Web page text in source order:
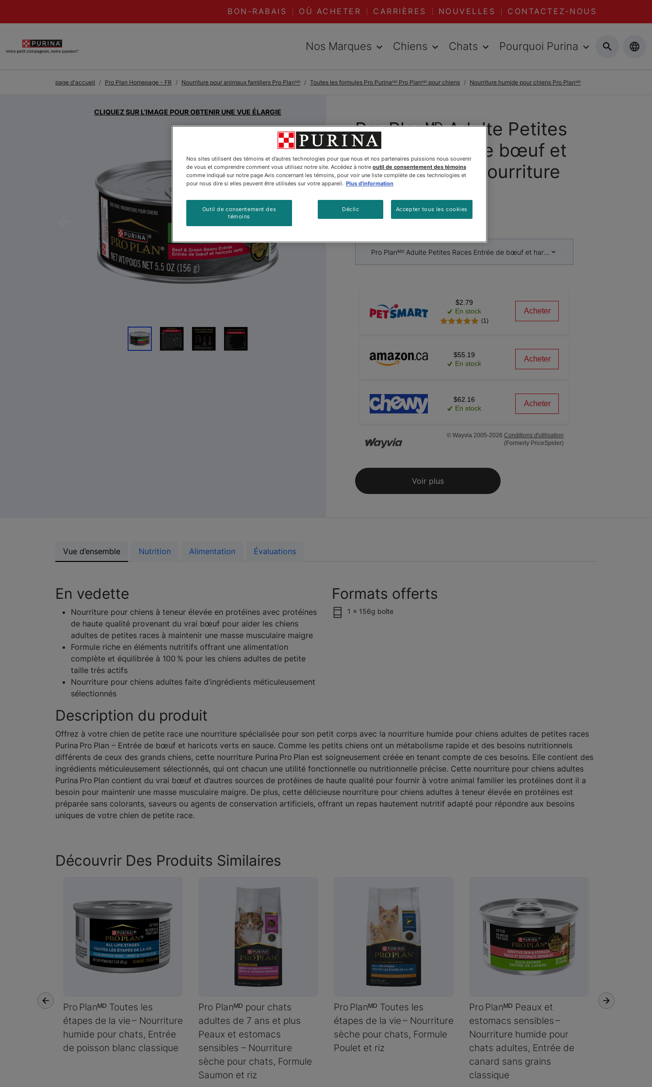
BON-RABAIS OÙ ACHETER CARRIÈRES NOUVELLES CONTACTEZ-NOUS
Nos Marques Chiens Chats Pourquoi Purina
page d'accueil Pro Plan Homepage - FR Nourriture pour animaux familiers Pro Planᴹᴰ Toutes les formules Pro Purinaᴹᴰ Pro Planᴹᴰ pour chiens Nourriture humide pour chiens Pro Planᴹᴰ
CLIQUEZ SUR L’IMAGE POUR OBTENIR UNE VUE ÉLARGIE
Pro Planᴹᴰ Adulte Petites
Races Entrée de bœuf et
haricots verts nourriture
pour chiens
Par Purinaᴹᴰ Pro Planᴹᴰ
Pro Planᴹᴰ Adulte Petites Races Entrée de bœuf et haricots verts nourriture pour chiens
$2.79
En stock
(1)
Acheter
$55.19
En stock
Acheter
$62.16
En stock
Acheter
© Wayvia 2005-2026 Conditions d'utilisation
(Formerly PriceSpider)
Voir plus
Vue d’ensemble Nutrition Alimentation Évaluations
En vedette
Nourriture pour chiens à teneur élevée en protéines avec protéines
de haute qualité provenant du vrai bœuf pour aider les chiens
adultes de petites races à maintenir une masse musculaire maigre
Formule riche en éléments nutritifs offrant une alimentation
complète et équilibrée à 100 % pour les chiens adultes de petite
taille très actifs
Nourriture pour chiens adultes faite d’ingrédients méticuleusement
sélectionnés
Formats offerts
1 x 156g boîte
Description du produit
Offrez à votre chien de petite race une nourriture spécialisée pour son petit corps avec la nourriture humide pour chiens adultes de petites races
Purina Pro Plan – Entrée de bœuf et haricots verts en sauce. Comme les petits chiens ont un métabolisme rapide et des besoins nutritionnels
différents de ceux des grands chiens, cette nourriture Purina Pro Plan est soigneusement créée en tenant compte de ces besoins. Elle contient des
ingrédients méticuleusement sélectionnés, qui ont chacun une utilité fonctionnelle ou nutritionnelle précise. Cette nourriture pour chiens adultes
Purina Pro Plan contient du vrai bœuf et d’autres sources de protéines de haute qualité pour fournir à votre animal familier les protéines dont il a
besoin pour maintenir une masse musculaire maigre. De plus, cette délicieuse nourriture pour chiens adultes à teneur élevée en protéines est
préparée sans colorants, saveurs ou agents de conservation artificiels, offrant un repas hautement nutritif adapté pour répondre aux besoins
uniques de votre chien de petite race.
Découvrir Des Produits Similaires
Pro Planᴹᴰ Toutes les
étapes de la vie – Nourriture
humide pour chats, Entrée
de poisson blanc classique
Pro Planᴹᴰ pour chats
adultes de 7 ans et plus
Peaux et estomacs
sensibles – Nourriture
sèche pour chats, Formule
Saumon et riz
Pro Planᴹᴰ Toutes les
étapes de la vie – Nourriture
sèche pour chats, Formule
Poulet et riz
Pro Planᴹᴰ Peaux et
estomacs sensibles –
Nourriture humide pour
chats adultes, Entrée de
canard sans grains
classique
Pro
Nos sites utilisent des témoins et d’autres technologies pour que nous et nos partenaires puissions nous souvenir
de vous et comprendre comment vous utilisez notre site. Accédez à notre outil de consentement des témoins
comme indiqué sur notre page Avis concernant les témoins, pour voir une liste complète de ces technologies et
pour nous dire si elles peuvent être utilisées sur votre appareil. Plus d'information
Déclic Accepter tous les cookies
Outil de consentement des
témoins